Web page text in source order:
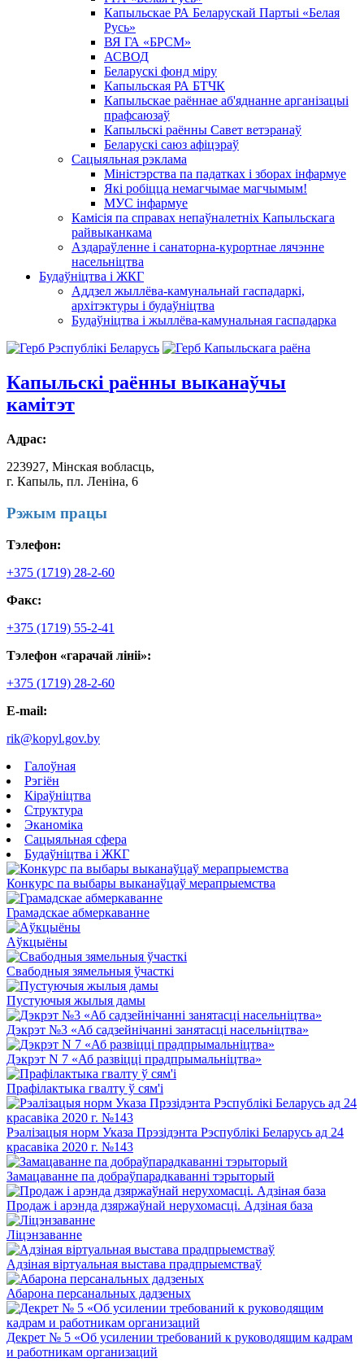
Капыльскае РА Беларускай Партыі «Белая
Русь»
ВЯ ГА «БРСМ»
АСВОД
Беларускі фонд міру
Капыльская РА БТЧК
Капыльскае раённае аб'яднанне арганізацыі
прафсаюзаў
Капыльскі раённы Савет ветэранаў
Беларускі саюз афіцэраў
Сацыяльная рэклама
Міністэрства па падатках і зборах інфармуе
Які робіцца немагчымае магчымым!
МУС інфармуе
Камісія па справах непаўналетніх Капыльскага
райвыканкама
Аздараўленне і санаторна-курортнае лячэнне
насельніцтва
Будаўніцтва і ЖКГ
Аддзел жыллёва-камунальнай гаспадаркі,
архітэктуры і будаўніцтва
Будаўніцтва і жыллёва-камунальная гаспадарка
Капыльскі раённы выканаўчы
камітэт
Адрас:
223927, Мінская вобласць,
г. Капыль, пл. Леніна, 6
Рэжым працы
Тэлефон:
+375 (1719) 28-2-60
Факс:
+375 (1719) 55-2-41
Тэлефон «гарачай лініі»:
+375 (1719) 28-2-60
E-mail:
rik@kopyl.gov.by
Галоўная
Рэгіён
Кіраўніцтва
Структура
Эканоміка
Сацыяльная сфера
Будаўніцтва і ЖКГ
Конкурс па выбары выканаўцаў мерапрыемства
Грамадскае абмеркаванне
Аўкцыёны
Свабодныя зямельныя ўчасткі
Пустуючыя жылыя дамы
Дэкрэт №3 «Аб садзейнічанні занятасці насельніцтва»
Дэкрэт N 7 «Аб развіцці прадпрымальніцтва»
Прафілактыка гвалту ў сям'і
Рэалізацыя норм Указа Прэзідэнта Рэспублікі Беларусь ад 24
красавіка 2020 г. №143
Замацаванне па добраўпарадкаванні тэрыторый
Продаж і арэнда дзяржаўнай нерухомасці. Адзіная база
Ліцэнзаванне
Адзіная віртуальная выстава прадпрыемстваў
Абарона персанальных дадзеных
Декрет № 5 «Об усилении требований к руководящим кадрам
и работникам организаций